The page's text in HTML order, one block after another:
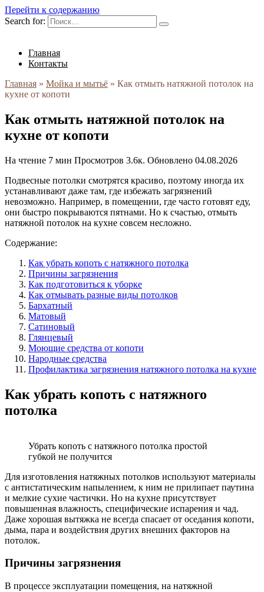
Перейти к содержанию
Search for:
Главная
Контакты
Главная » Мойка и мытьё » Как отмыть натяжной потолок на
кухне от копоти
Как отмыть натяжной потолок на
кухне от копоти
На чтение 7 мин Просмотров 3.6к. Обновлено 04.08.2026
Подвесные потолки смотрятся красиво, поэтому иногда их
устанавливают даже там, где избежать загрязнений
невозможно. Например, в помещении, где часто готовят еду,
они быстро покрываются пятнами. Но к счастью, отмыть
натяжной потолок на кухне совсем несложно.
Содержание:
Как убрать копоть с натяжного потолка
Причины загрязнения
Как подготовиться к уборке
Как отмывать разные виды потолков
Бархатный
Матовый
Сатиновый
Глянцевый
Моющие средства от копоти
Народные средства
Профилактика загрязнения натяжного потолка на кухне
Как убрать копоть с натяжного
потолка
Убрать копоть с натяжного потолка простой
губкой не получится
Для изготовления натяжных потолков используют материалы
с антистатическим напылением, к ним не прилипает паутина
и мелкие сухие частички. Но на кухне присутствует
повышенная влажность, специфические испарения и чад.
Даже хорошая вытяжка не всегда спасает от оседания копоти,
дыма, пара и воздействия других внешних факторов на
потолок.
Причины загрязнения
В процессе эксплуатации помещения, на натяжной